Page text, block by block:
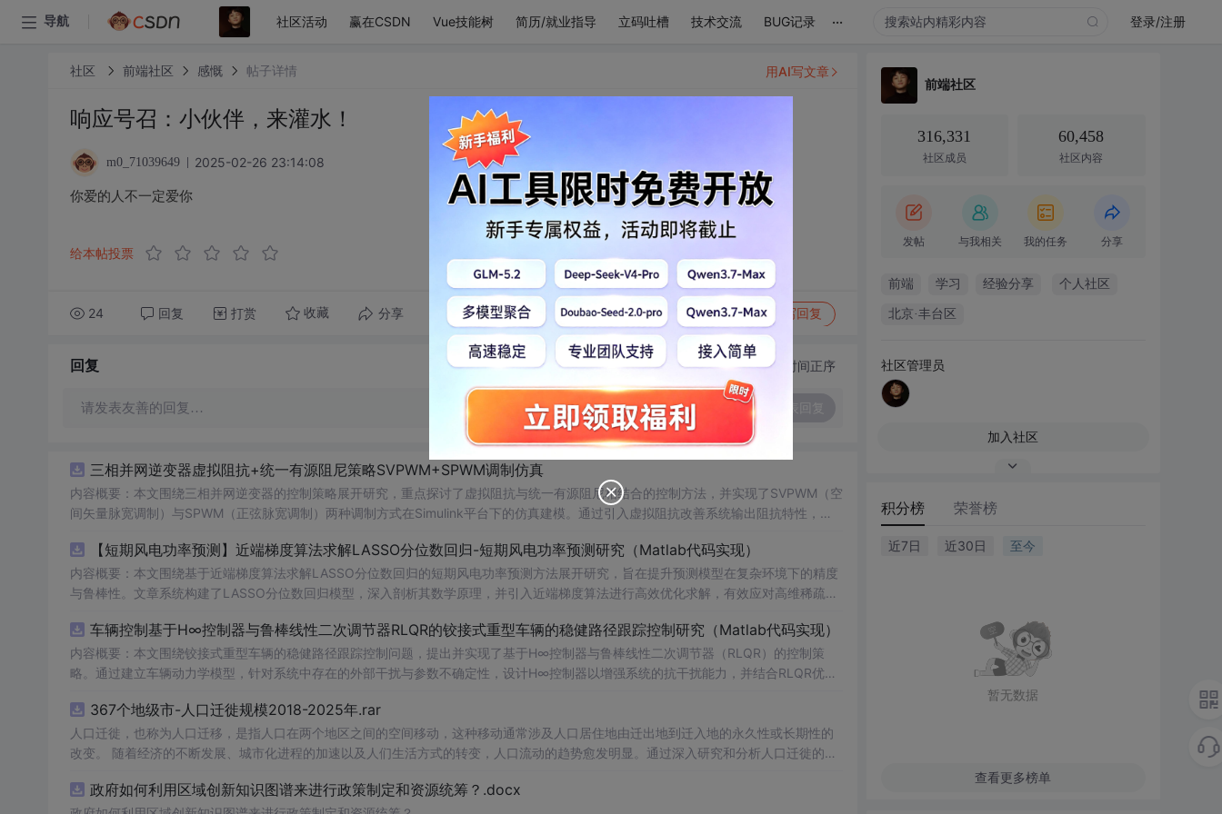
导航 社区活动 赢在CSDN Vue技能树 简历/就业指导 立码吐槽 技术交流 BUG记录 ... 登录/注册
社区 前端社区 感慨 帖子详情
响应号召：小伙伴，来灌水！
m0_71039649 2025-02-26 23:14:08
你爱的人不一定爱你
给本帖投票
24 回复 打赏 收藏 分享 转发到动态 举报 写回复
用AI写文章
回复 切换为时间正序
请发表友善的回复…
三相并网逆变器虚拟阻抗+统一有源阻尼策略SVPWM+SPWM调制仿真
内容概要：本文围绕三相并网逆变器的控制策略展开研究，重点探讨了虚拟阻抗与统一有源阻尼相结合的控制方法，并实现了SVPWM（空
间矢量脉宽调制）与SPWM（正弦脉宽调制）两种调制方式在Simulink平台下的仿真建模。通过引入虚拟阻抗改善系统输出阻抗特性，结
制策略的设计、调制算法的实现、动态响应分析及谐波抑制效果评估，同时拓展涉及正负序分离、中点电位平衡、DPWMA调制等关键技
术，构建了完整的高性能并网逆变器控制系统仿真体系。; 适合人群：适用于从事电力电子、新能源发电、智能电网及相关领域的研究生、
科研人员和工程技术人员，特别是具备三相并网逆变器控制理论基础并熟悉MATLAB/Simulink仿真环境的专业人士；; 使用场景及目标：
工作；③为企业研发高性能、高可靠性的并网逆变器产品提供先进的控制方案与技术原型支持；; 阅读建议：建议读者结合提供的Simulin
k模型文件进行实际操作与仿真验证，重点关注虚拟阻抗参数设计与有源阻尼的协同作用机制，深入理解不同调制策略对系统性能的影响，
并可进一步拓展学习文中提及的正负序控制、中点电位平衡等先进控制技术，全面提升对复杂电网环境下并网系统稳定运行机制的认知水
【短期风电功率预测】近端梯度算法求解LASSO分位数回归-短期风电功率预测研究（Matlab代码实现）
内容概要：本文围绕基于近端梯度算法求解LASSO分位数回归的短期风电功率预测方法展开研究，旨在提升预测模型在复杂环境下的精度
与鲁棒性。文章系统构建了LASSO分位数回归模型，深入剖析其数学原理，并引入近端梯度算法进行高效优化求解，有效应对高维稀疏数
能，结果表明其相较于传统方法具有更强的稳定性和准确性。此外，文档还整合了电力系统、机器学习、路径规划等多个领域的相关科研
方向与技术应用案例，突出该方法在新能源预测与智能优化中的广泛适用性与实践价值。; 适合人群：具备扎实的数学基础（如凸优化、统
计学习）与Matlab编程能力，从事新能源发电预测、电力系统调度、智能优化算法或机器学习等领域的科研人员、工程技术人员及研究
性；②为研究LASSO回归、分位数回归及近端梯度优化算法的学者提供可复现、可扩展的Matlab代码实例，便于算法改进与对比实验；
③作为可再生能源消纳、电力市场出清、微网能量管理等工程场景下的核心数据分析与决策支持工具。; 阅读建议：此资源以算法实现为
核心，建议读者在掌握LASSO与分位数回归理论基础上，结合Matlab代码逐行分析近端梯度算法的迭代流程与收敛特性，重点关注正则化
验验证的深度融合。
车辆控制基于H∞控制器与鲁棒线性二次调节器RLQR的铰接式重型车辆的稳健路径跟踪控制研究（Matlab代码实现）
内容概要：本文围绕铰接式重型车辆的稳健路径跟踪控制问题，提出并实现了基于H∞控制器与鲁棒线性二次调节器（RLQR）的控制策
略。通过建立车辆动力学模型，针对系统中存在的外部干扰与参数不确定性，设计H∞控制器以增强系统的抗干扰能力，并结合RLQR优化
行驶环境下的优越性与鲁棒性。; 适合人群：具备自动控制理论基础、车辆工程或自动化相关背景，熟悉Matlab/Simulink仿真工具，从事
智能车辆控制、路径跟踪算法研究的研究生、科研人员及工程技术人员。; 使用场景及目标：①应用于铰接式重型车辆（如矿用卡车、大
型拖挂车）的自动驾驶路径跟踪控制系统设计；②为解决存在模型不确定性和外界扰动条件下的鲁棒控制问题提供算法参考与实现范例；
程中结合控制理论基础知识，运行并调试所提供的仿真程序，深入理解H∞与RLQR控制器的设计流程与参数整定方法，同时可通过修改模
367个地级市-人口迁徙规模2018-2025年.rar
人口迁徙，也称为人口迁移，是指人口在两个地区之间的空间移动，这种移动通常涉及人口居住地由迁出地到迁入地的永久性或长期性的
改变。 随着经济的不断发展、城市化进程的加速以及人们生活方式的转变，人口流动的趋势愈发明显。通过深入研究和分析人口迁徙的年
政府如何利用区域创新知识图谱来进行政策制定和资源统筹？.docx
前端社区
316,331
社区成员
60,458
社区内容
发帖 与我相关 我的任务 分享
前端 学习 经验分享 个人社区
北京·丰台区
社区管理员
加入社区
积分榜 荣誉榜
近7日 近30日 至今
暂无数据
查看更多榜单